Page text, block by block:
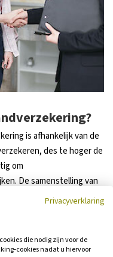
is afhankelijk van de
des te hoger de
om
De samenstelling van
u alleenstaand dan
u een groot gezin
Op de weg ontstaan
ook de premie.
Privacyverklaring
die nodig zijn voor de
nadat u hiervoor